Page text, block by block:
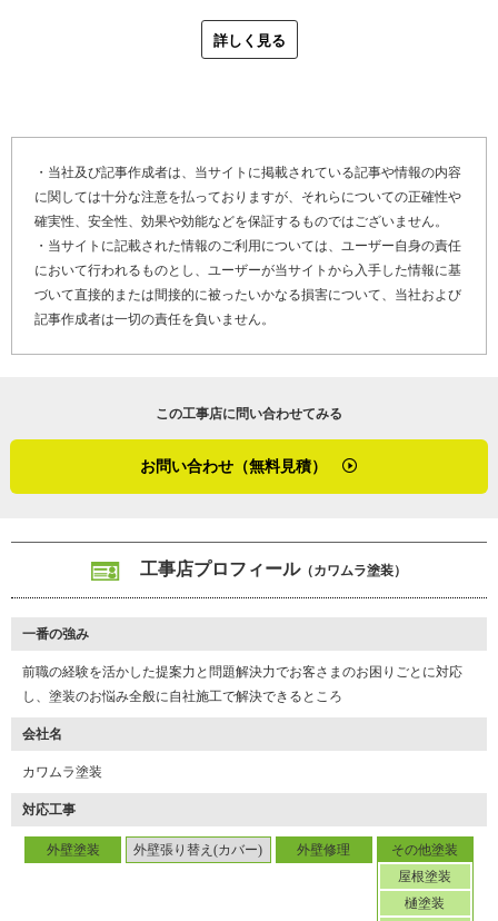
ィングの塗り替えが挙がりました。サイディング自体が傷んでいな
ければ塗装手順は通常通りですが、蔦の除去は通常の洗浄ではでき
スについてお声がけしました。根っこがサイディングの隙間や水切
りから内部に入ると、雨漏りの原因なることもあるので注意が必要
ですね」
大阪府大阪市西区の外壁塗装工事の特性は、住宅密集地が多く近隣
への配慮が欠かせないこと。近隣住民の方々とのコミュニケーショ
ンのためにも、工事前の挨拶やポスティングは念入りに行っていま
す。
最後に「かべいろは」をご覧になっている、雨漏りや外壁塗装の劣
ら完全自社施工で塗装するので、安心して何でもご相談くだされば
と思います」
寄り添った提案が得意で、さらに解決力もあります。直す前から寄
り添ってくれる、そんな姿勢がとても心強いと感じた取材でした。
（２０２３年１月取材）
詳しく見る
・当社及び記事作成者は、当サイトに掲載されている記事や情報の内容
に関しては十分な注意を払っておりますが、それらについての正確性や
確実性、安全性、効果や効能などを保証するものではございません。
・当サイトに記載された情報のご利用については、ユーザー自身の責任
において行われるものとし、ユーザーが当サイトから入手した情報に基
づいて直接的または間接的に被ったいかなる損害について、当社および
記事作成者は一切の責任を負いません。
この工事店に問い合わせてみる
お問い合わせ（無料見積）
工事店プロフィール（カワムラ塗装）
一番の強み
前職の経験を活かした提案力と問題解決力でお客さまのお困りごとに対応
し、塗装のお悩み全般に自社施工で解決できるところ
会社名
カワムラ塗装
対応工事
外壁塗装 外壁張り替え(カバー) 外壁修理
その他塗装
屋根塗装
樋塗装